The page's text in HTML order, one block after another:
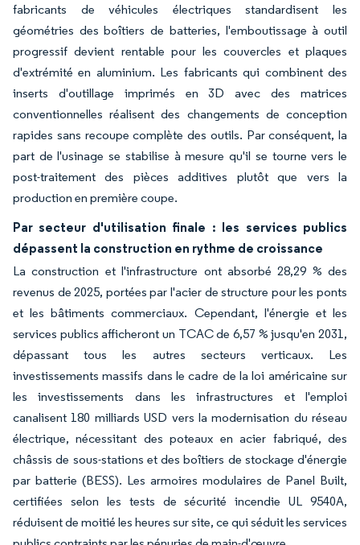
fabricants de véhicules électriques standardisent les
géométries des boîtiers de batteries, l'emboutissage à outil
progressif devient rentable pour les couvercles et plaques
d'extrémité en aluminium. Les fabricants qui combinent des
inserts d'outillage imprimés en 3D avec des matrices
conventionnelles réalisent des changements de conception
rapides sans recoupe complète des outils. Par conséquent, la
part de l'usinage se stabilise à mesure qu'il se tourne vers le
post-traitement des pièces additives plutôt que vers la
production en première coupe.
Par secteur d'utilisation finale : les services publics
dépassent la construction en rythme de croissance
La construction et l'infrastructure ont absorbé 28,29 % des
revenus de 2025, portées par l'acier de structure pour les ponts
et les bâtiments commerciaux. Cependant, l'énergie et les
services publics afficheront un TCAC de 6,57 % jusqu'en 2031,
dépassant tous les autres secteurs verticaux. Les
investissements massifs dans le cadre de la loi américaine sur
les investissements dans les infrastructures et l'emploi
canalisent 180 milliards USD vers la modernisation du réseau
électrique, nécessitant des poteaux en acier fabriqué, des
châssis de sous-stations et des boîtiers de stockage d'énergie
par batterie (BESS). Les armoires modulaires de Panel Built,
certifiées selon les tests de sécurité incendie UL 9540A,
réduisent de moitié les heures sur site, ce qui séduit les services